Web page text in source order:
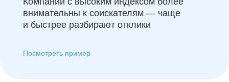
внимательны к соискателям — чаще
и быстрее разбирают отклики
Посмотреть пример